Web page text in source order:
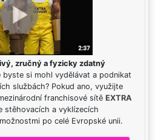
zručný a fyzicky zdatný
byste si mohl vydělávat a podnikat
službách? Pokud ano, využijte
franchisové sítě EXTRA
stěhovacích a vyklízecích
po celé Evropské unii.